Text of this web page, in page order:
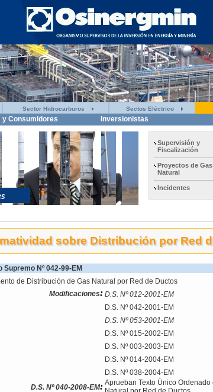
Sector Hidrocarburos Sectos Eléctrico
y Consumidores Inversionistas
Supervisión y
Fiscalización
Proyectos de Gas
Natural
Incidentes